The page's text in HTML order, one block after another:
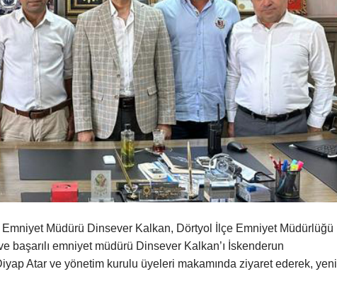
Emniyet Müdürü Dinsever Kalkan, Dörtyol İlçe Emniyet Müdürlüğü
başarılı emniyet müdürü Dinsever Kalkan’ı İskenderun
Atar ve yönetim kurulu üyeleri makamında ziyaret ederek, yeni